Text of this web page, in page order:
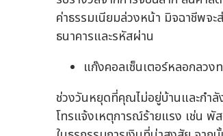
ค่าธรรมเนียมล่วงหน้า มิจฉาชีพจ
ธนาคารและรหัสผ่าน
แก๊งคอลเซ็นเตอร์หลอกลวง
ช่วงวันหยุดที่คุณไม่อยู่บ้านและกำลั
โทรแจ้งเหตุการณ์ร้ายแรง เช่น พั